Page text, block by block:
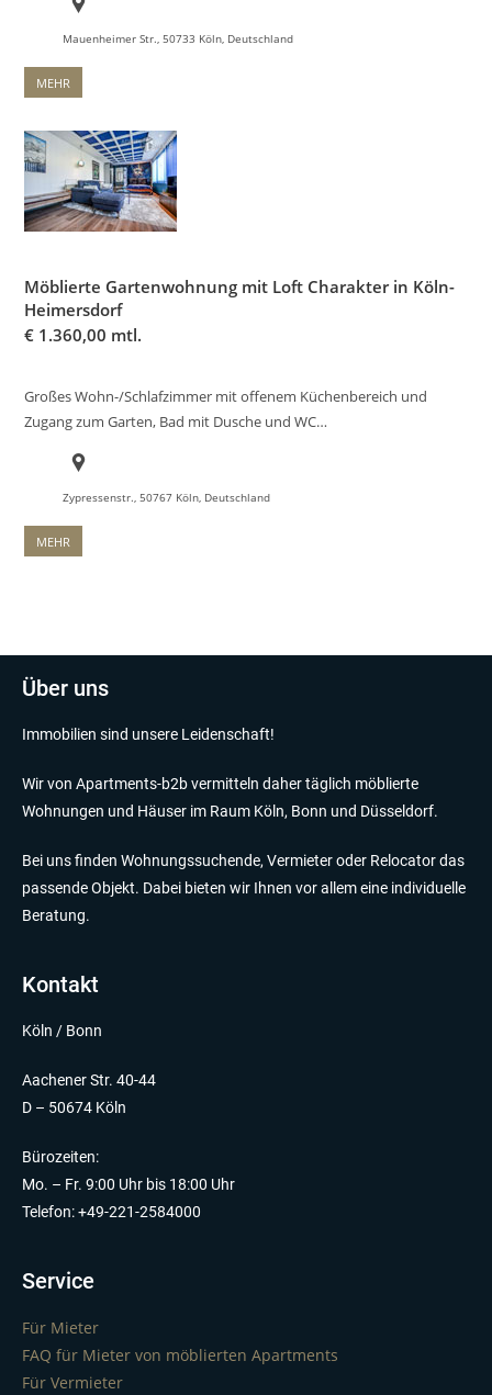
Mauenheimer Str., 50733 Köln, Deutschland
MEHR
Möblierte Gartenwohnung mit Loft Charakter in Köln-
Heimersdorf
€ 1.360,00 mtl.
Großes Wohn-/Schlafzimmer mit offenem Küchenbereich und
Zugang zum Garten, Bad mit Dusche und WC…
Zypressenstr., 50767 Köln, Deutschland
MEHR
Über uns
Immobilien sind unsere Leidenschaft!
Wir von Apartments-b2b vermitteln daher täglich möblierte
Wohnungen und Häuser im Raum Köln, Bonn und Düsseldorf.
Bei uns finden Wohnungssuchende, Vermieter oder Relocator das
passende Objekt. Dabei bieten wir Ihnen vor allem eine individuelle
Beratung.
Kontakt
Köln / Bonn
Aachener Str. 40-44
D – 50674 Köln
Bürozeiten:
Mo. – Fr. 9:00 Uhr bis 18:00 Uhr
Telefon: +49-221-2584000
Service
Für Mieter
FAQ für Mieter von möblierten Apartments
Für Vermieter